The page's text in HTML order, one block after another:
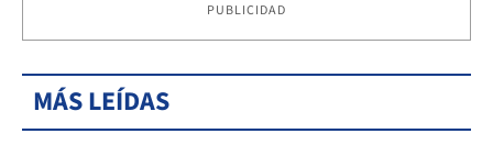
PUBLICIDAD
MÁS LEÍDAS